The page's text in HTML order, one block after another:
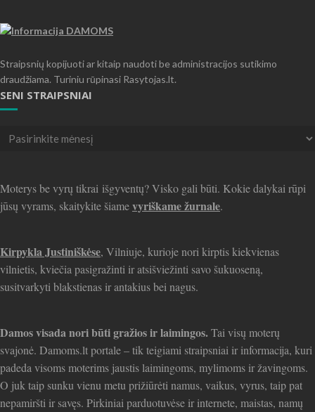
Straipsnių kopijuoti ar kitaip naudoti be administracijos sutikimo
draudžiama. Turiniu rūpinasi Rasytojas.lt.
SENI STRAIPSNIAI
Seni
Moterys be vyrų tikrai išgyventų? Visko gali būti. Kokie dalykai rūpi
jūsų vyrams, skaitykite šiamevyriškame žurnale.
Kirpykla Justiniškėse, Vilniuje, kurioje nori kirptis kiekvienas
vilnietis, kviečia pasigražinti ir atsišviežinti savo šukuoseną,
susitvarkyti blakstienas ir antakius bei nagus.
Damos visada nori būti gražios ir laimingos.Tai visų moterų
svajonė. Damoms.lt portale – tik teigiami straipsniai ir informacija, kuri
padeda visoms moterims jaustis laimingoms, mylimoms ir žavingoms.
O juk taip sunku vienu metu prižiūrėti namus, vaikus, vyrus, taip pat
nepamiršti ir savęs. Pirkiniai parduotuvėse ir internete, maistas, namų